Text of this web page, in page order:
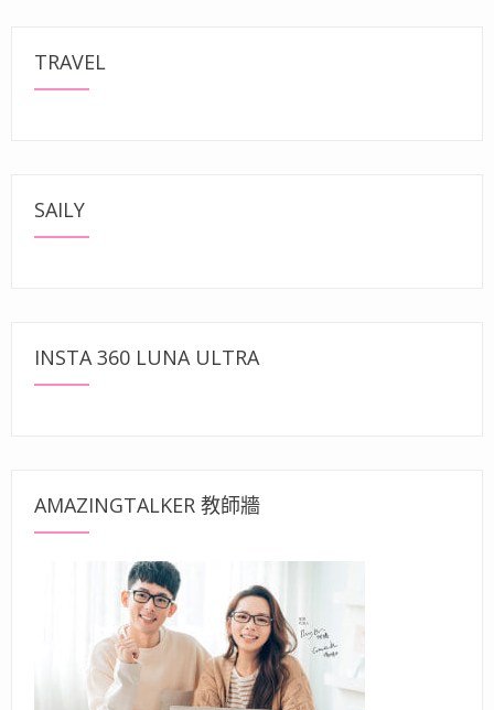
TRAVEL
SAILY
INSTA 360 LUNA ULTRA
AMAZINGTALKER 教師牆